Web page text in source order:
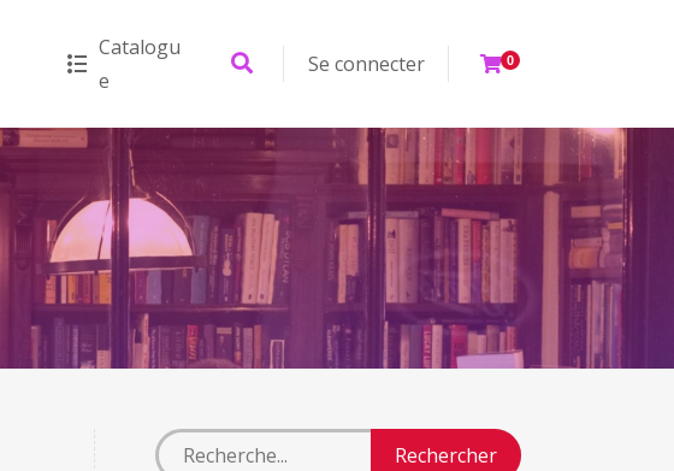
Catalogu
e
Se connecter 0